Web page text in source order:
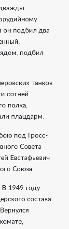
дважды
он подбил два
подбил
танков
сотней
полка,
плацдарм.
под Гросс-
Совета
Евстафьевич
Союза.
В 1949 году
состава.